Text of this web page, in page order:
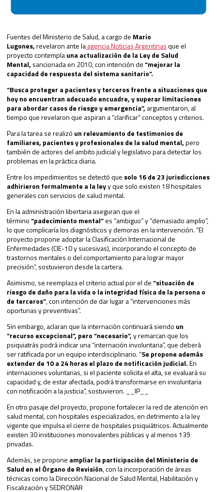
Fuentes del Ministerio de Salud, a cargo de Mario
Lugones,revelaron ante laagencia Noticias Argentinasque el
proyecto contemplauna actualización de la Ley de Salud
Mental, sancionada en 2010, con intención de“mejorar la
capacidad de respuesta del sistema sanitario”.
“Busca proteger a pacientes y terceros frente a situaciones que
hoy no encuentran adecuado encuadre, y superar limitaciones
para abordar casos de riesgo y emergencia”, argumentaron, al
tiempo que revelaron que aspiran a “clarificar” conceptos y criterios.
Para la tarea se realizó un relevamiento de testimonios de
familiares, pacientes y profesionales de la salud mental,pero
también de actores del ambito judicial y legislativo para detectar los
problemas en la práctica diaria.
Entre los impedimientos se detectó que solo 16 de 23 jurisdicciones
adhirieron formalmente a la leyy que solo existen 18 hospitales
generales con servicios de salud mental.
En la administración libertaria aseguran que el
término“padecimiento mental”es “ambiguo” y “demasiado amplio”,
lo que complicaría los diagnósticos y demoras en la intervención. “El
proyecto propone adoptar la Clasificación Internacional de
Enfermedades (CIE-10 y sucesivas), incorporando el concepto de
trastornos mentales o del comportamiento para lograr mayor
precisión”, sostuvieron desde la cartera.
Asimismo, se reemplaza el criterio actual por el de“situación de
riesgo de daño para la vida o la integridad física de la persona o
de terceros”, con intención de dar lugar a “intervenciones más
oportunas y preventivas”.
Sin embargo, aclaran que la internación continuará siendo un
“recurso excepcional”, pero “necesario”,y remarcan que los
psiquiatrás podrá indicar una “internación involuntaria”, que deberá
ser ratificada por un equipo interdisciplinario. “Se propone además
extender de 10 a 24 horas el plazo de notificación judicial.En
internaciones voluntarias, si el paciente solicita el alta, se evaluará su
capacidad y, de estar afectada, podrá transformarse en involuntaria
con notificación a la justicia”, sostuvieron.
__IP__
En otro pasaje del proyecto, propone fortalecer la red de atención en
salud mental, con hospitales especializados, en detrimento a la ley
vigente que impulsa el cierre de hospitales psiquiátricos. Actualmente
existen 30 instituciones monovalentes públicas y al menos 139
privadas.
Además, se propone ampliar la participación del Ministerio de
Salud en el Órgano de Revisión, con la incorporación de áreas
técnicas como la Dirección Nacional de Salud Mental, Habilitación y
Fiscalización y SEDRONAR